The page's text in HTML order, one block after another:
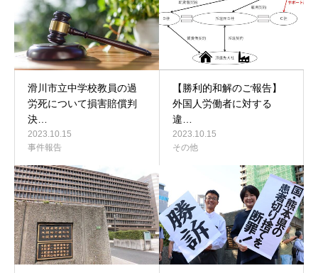
滑川市立中学校教員の過
労死について損害賠償判
決…
2023.10.15
事件報告
【勝利的和解のご報告】
外国人労働者に対する
違…
2023.10.15
その他